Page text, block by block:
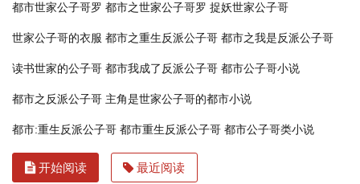
都市世家公子哥罗 都市之世家公子哥罗 捉妖世家公子哥
世家公子哥的衣服 都市之重生反派公子哥 都市之我是反派公子哥
读书世家的公子哥 都市我成了反派公子哥 都市公子哥小说
都市之反派公子哥 主角是世家公子哥的都市小说
都市:重生反派公子哥 都市重生反派公子哥 都市公子哥类小说
开始阅读 最近阅读